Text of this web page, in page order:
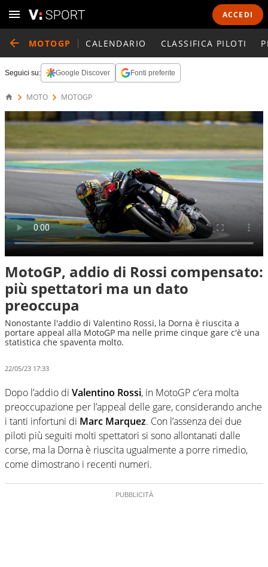
ACCEDI
MOTOGP CALENDARIO CLASSIFICA PILOTI
Seguici su: Google Discover Fonti preferite
MOTO MOTOGP
MotoGP, addio di Rossi compensato:
più spettatori ma un dato
preoccupa
Nonostante l'addio di Valentino Rossi, la Dorna è riuscita a
portare appeal alla MotoGP ma nelle prime cinque gare c'è una
statistica che spaventa molto.
22/05/23 17:33
Dopo l’addio di Valentino Rossi, in MotoGP c’era molta
preoccupazione per l’appeal delle gare, considerando anche
i tanti infortuni di Marc Marquez. Con l’assenza dei due
piloti più seguiti molti spettatori si sono allontanati dalle
corse, ma la Dorna è riuscita ugualmente a porre rimedio,
come dimostrano i recenti numeri.